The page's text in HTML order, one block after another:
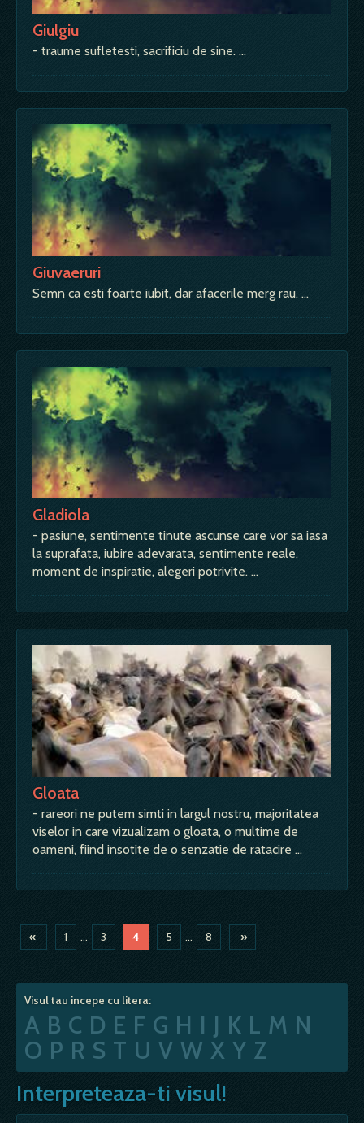
Giulgiu
- traume sufletesti, sacrificiu de sine. …
Giuvaeruri
Semn ca esti foarte iubit, dar afacerile merg rau. …
Gladiola
- pasiune, sentimente tinute ascunse care vor sa iasa
la suprafata, iubire adevarata, sentimente reale,
moment de inspiratie, alegeri potrivite. …
Gloata
- rareori ne putem simti in largul nostru, majoritatea
viselor in care vizualizam o gloata, o multime de
oameni, fiind insotite de o senzatie de ratacire …
« 1 ... 3 4 5 ... 8 »
Visul tau incepe cu litera:
A B C D E F G H I J K L M N
O P R S T U V W X Y Z
Interpreteaza-ti visul!